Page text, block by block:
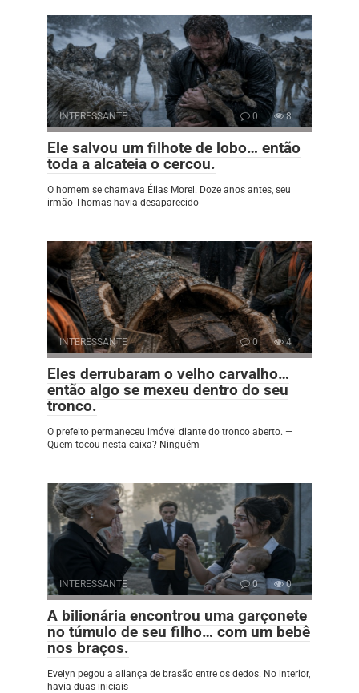
INTERESSANTE 0 8
Ele salvou um filhote de lobo… então
toda a alcateia o cercou.
O homem se chamava Élias Morel. Doze anos antes, seu
irmão Thomas havia desaparecido
INTERESSANTE 0 4
Eles derrubaram o velho carvalho…
então algo se mexeu dentro do seu
tronco.
O prefeito permaneceu imóvel diante do tronco aberto. —
Quem tocou nesta caixa? Ninguém
INTERESSANTE 0 0
A bilionária encontrou uma garçonete
no túmulo de seu filho… com um bebê
nos braços.
Evelyn pegou a aliança de brasão entre os dedos. No interior,
havia duas iniciais